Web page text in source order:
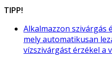
TIPP!
Alkalmazzon szivárgás
mely automatikusan
vízszivárgást érzékel a